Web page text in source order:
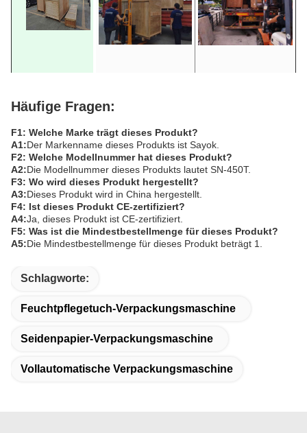
Häufige Fragen:
F1: Welche Marke trägt dieses Produkt?
A1:Der Markenname dieses Produkts ist Sayok.
F2: Welche Modellnummer hat dieses Produkt?
A2:Die Modellnummer dieses Produkts lautet SN-450T.
F3: Wo wird dieses Produkt hergestellt?
A3:Dieses Produkt wird in China hergestellt.
F4: Ist dieses Produkt CE-zertifiziert?
A4:Ja, dieses Produkt ist CE-zertifiziert.
F5: Was ist die Mindestbestellmenge für dieses Produkt?
A5:Die Mindestbestellmenge für dieses Produkt beträgt 1.
Schlagworte:
Feuchtpflegetuch-Verpackungsmaschine
Seidenpapier-Verpackungsmaschine
Vollautomatische Verpackungsmaschine